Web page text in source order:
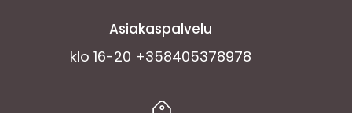
Asiakaspalvelu
klo 16-20 +358405378978